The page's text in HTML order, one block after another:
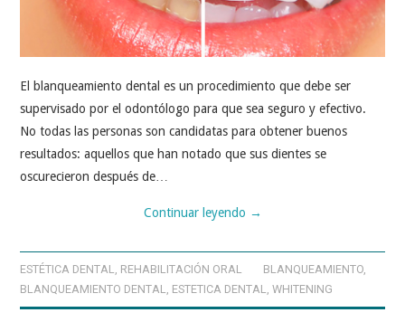
El blanqueamiento dental es un procedimiento que debe ser
supervisado por el odontólogo para que sea seguro y efectivo.
No todas las personas son candidatas para obtener buenos
resultados: aquellos que han notado que sus dientes se
oscurecieron después de…
Continuar leyendo →
ESTÉTICA DENTAL REHABILITACIÓN ORAL BLANQUEAMIENTO
BLANQUEAMIENTO DENTAL
ESTETICA DENTAL ,WHITENING